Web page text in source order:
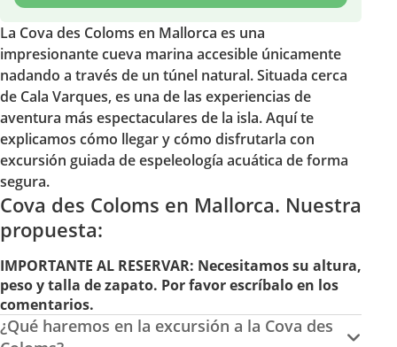
La Cova des Coloms en Mallorca es una
impresionante cueva marina accesible únicamente
nadando a través de un túnel natural. Situada cerca
de Cala Varques, es una de las experiencias de
aventura más espectaculares de la isla. Aquí te
explicamos cómo llegar y cómo disfrutarla con
excursión guiada de espeleología acuática de forma
segura.
Cova des Coloms en Mallorca. Nuestra
propuesta:
IMPORTANTE AL RESERVAR: Necesitamos su altura,
peso y talla de zapato. Por favor escríbalo en los
comentarios.
¿Qué haremos en la excursión a la Cova des